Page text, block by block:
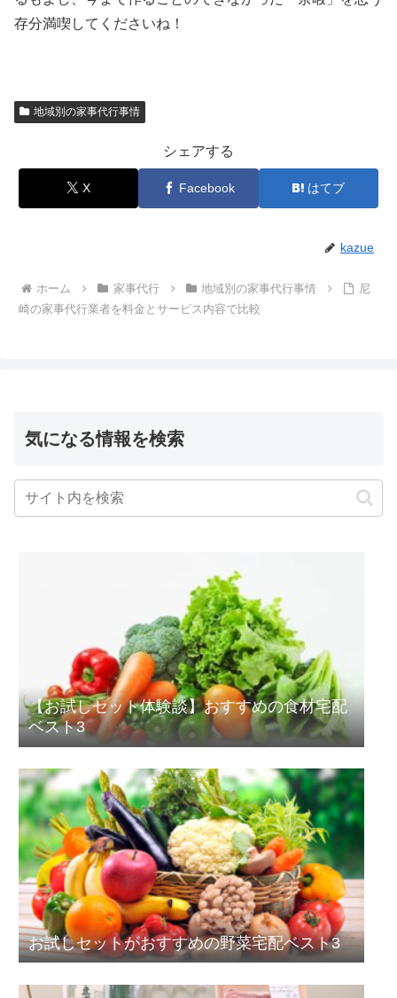
存分満喫してくださいね！
地域別の家事代行事情
シェアする
X Facebook はてブ
kazue
ホーム 家事代行 地域別の家事代行事情
尼
崎の家事代行業者を料金とサービス内容で比較
気になる情報を検索
【お試しセット体験談】おすすめの食材宅配
ベスト3
お試しセットがおすすめの野菜宅配ベスト3